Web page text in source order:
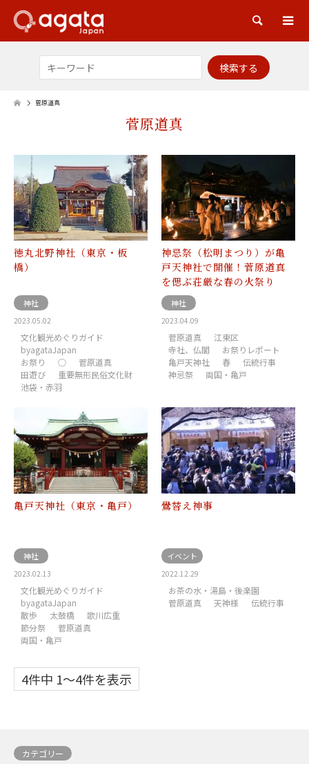
検索
菅原道真
菅原道真
徳丸北野神社（東京・板
橋）
神社
2023.05.02
文化観光めぐりガイド
byagataJapan
お祭り
○
菅原道真
田遊び
重要無形民俗文化財
池袋・赤羽
神忌祭（松明まつり）が亀
戸天神社で開催！菅原道真
を偲ぶ荘厳な春の火祭り
神社
2023.04.09
菅原道真
江東区
寺社、仏閣
お祭りレポート
亀戸天神社
春
伝統行事
神忌祭
両国・亀戸
亀戸天神社（東京・亀戸）
神社
2023.02.13
文化観光めぐりガイド
byagataJapan
散歩
太鼓橋
歌川広重
節分祭
菅原道真
両国・亀戸
鷽替え神事
イベント
2022.12.29
お茶の水・湯島・後楽園
菅原道真
天神様 伝統行事
4件中 1〜4件を表示
カテゴリー